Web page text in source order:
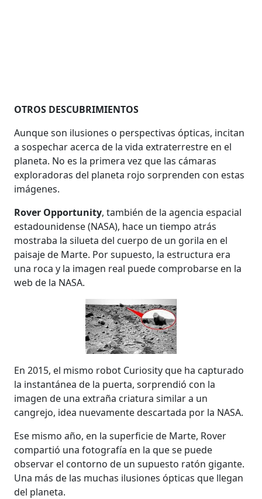
OTROS DESCUBRIMIENTOS
Aunque son ilusiones o perspectivas ópticas, incitan
a sospechar acerca de la vida extraterrestre en el
planeta. No es la primera vez que las cámaras
exploradoras del planeta rojo sorprenden con estas
imágenes.
Rover Opportunity, también de la agencia espacial
estadounidense (NASA), hace un tiempo atrás
mostraba la silueta del cuerpo de un gorila en el
paisaje de Marte. Por supuesto, la estructura era
una roca y la imagen real puede comprobarse en la
web de la NASA.
En 2015, el mismo robot Curiosity que ha capturado
la instantánea de la puerta, sorprendió con la
imagen de una extraña criatura similar a un
cangrejo, idea nuevamente descartada por la NASA.
Ese mismo año, en la superficie de Marte, Rover
compartió una fotografía en la que se puede
observar el contorno de un supuesto ratón gigante.
Una más de las muchas ilusiones ópticas que llegan
del planeta.